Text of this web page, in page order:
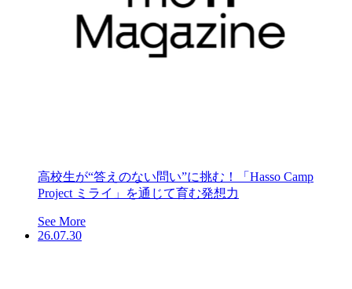
高校生が“答えのない問い”に挑む！「Hasso Camp
Project ミライ」を通じて育む発想力
See More
26.07.30